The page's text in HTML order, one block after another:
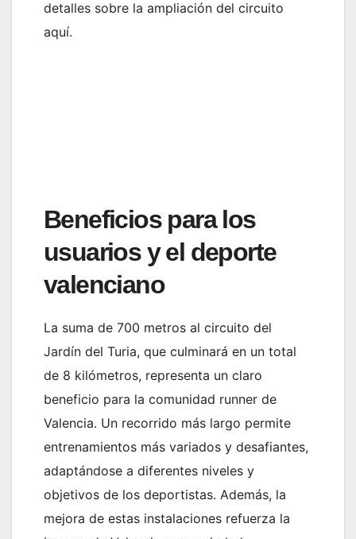
detalles sobre la ampliación del circuito
aquí.
Beneficios para los
usuarios y el deporte
valenciano
La suma de 700 metros al circuito del
Jardín del Turia, que culminará en un total
de 8 kilómetros, representa un claro
beneficio para la comunidad runner de
Valencia. Un recorrido más largo permite
entrenamientos más variados y desafiantes,
adaptándose a diferentes niveles y
objetivos de los deportistas. Además, la
mejora de estas instalaciones refuerza la